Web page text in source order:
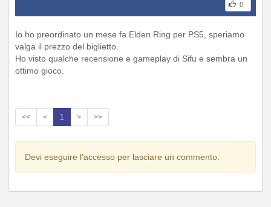
0
Io ho preordinato un mese fa Elden Ring per PS5, speriamo
valga il prezzo del biglietto.
Ho visto qualche recensione e gameplay di Sifu e sembra un
ottimo gioco.
<< < 1 > >>
Devi eseguire l'accesso per lasciare un commento.